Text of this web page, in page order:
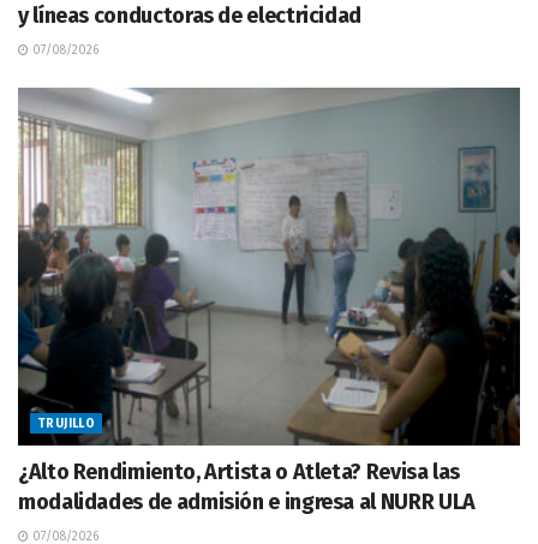
y líneas conductoras de electricidad
07/08/2026
TRUJILLO
¿Alto Rendimiento, Artista o Atleta? Revisa las
modalidades de admisión e ingresa al NURR ULA
07/08/2026